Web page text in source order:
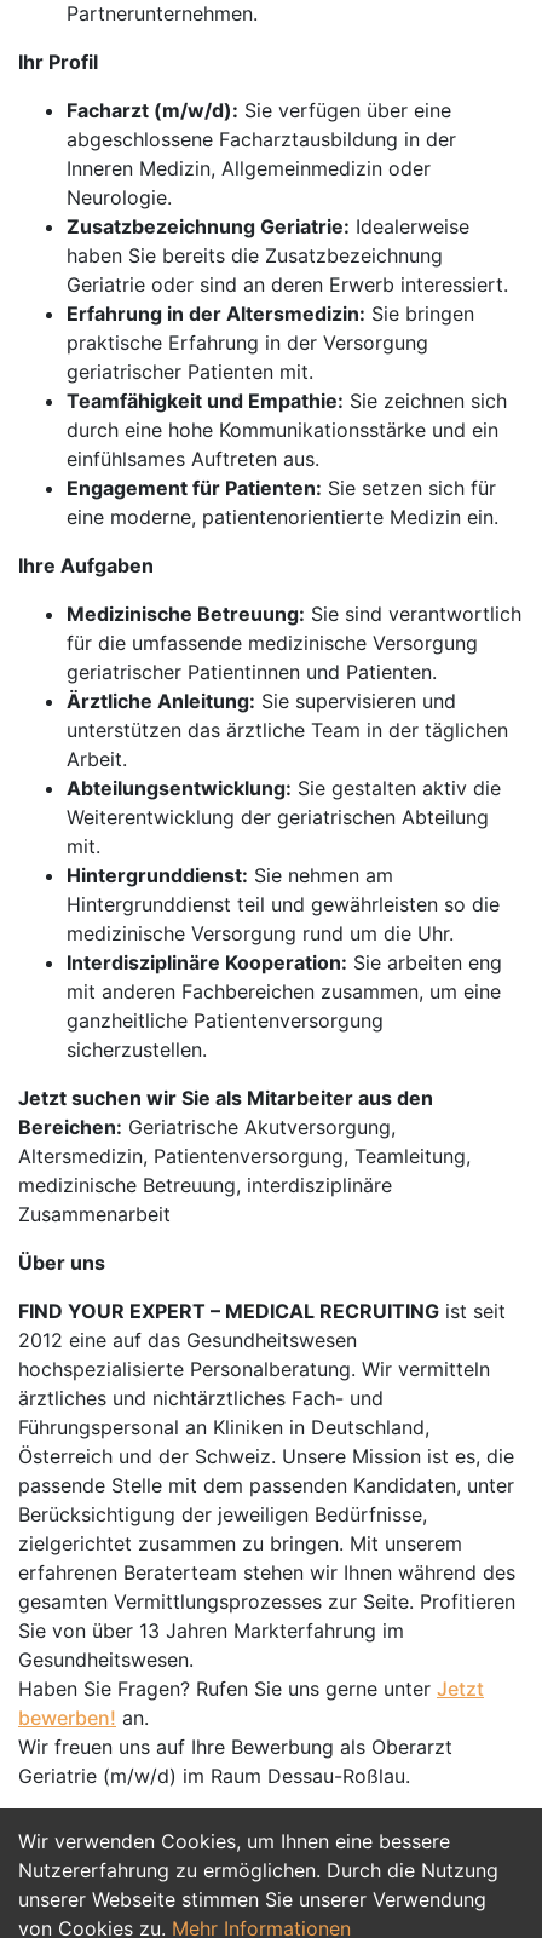
Wir verwenden Cookies, um Ihnen eine bessere
Nutzererfahrung zu ermöglichen. Durch die Nutzung
unserer Webseite stimmen Sie unserer Verwendung
von Cookies zu. Mehr Informationen
Partnerunternehmen.
Ihr Profil
Facharzt (m/w/d): Sie verfügen über eine
abgeschlossene Facharztausbildung in der
Inneren Medizin, Allgemeinmedizin oder
Neurologie.
Zusatzbezeichnung Geriatrie: Idealerweise
haben Sie bereits die Zusatzbezeichnung
Geriatrie oder sind an deren Erwerb interessiert.
Erfahrung in der Altersmedizin: Sie bringen
praktische Erfahrung in der Versorgung
geriatrischer Patienten mit.
Teamfähigkeit und Empathie: Sie zeichnen sich
durch eine hohe Kommunikationsstärke und ein
einfühlsames Auftreten aus.
Engagement für Patienten: Sie setzen sich für
eine moderne, patientenorientierte Medizin ein.
Ihre Aufgaben
Medizinische Betreuung: Sie sind verantwortlich
für die umfassende medizinische Versorgung
geriatrischer Patientinnen und Patienten.
Ärztliche Anleitung: Sie supervisieren und
unterstützen das ärztliche Team in der täglichen
Arbeit.
Abteilungsentwicklung: Sie gestalten aktiv die
Weiterentwicklung der geriatrischen Abteilung
mit.
Hintergrunddienst: Sie nehmen am
Hintergrunddienst teil und gewährleisten so die
medizinische Versorgung rund um die Uhr.
Interdisziplinäre Kooperation: Sie arbeiten eng
mit anderen Fachbereichen zusammen, um eine
ganzheitliche Patientenversorgung
sicherzustellen.
Jetzt suchen wir Sie als Mitarbeiter aus den
Bereichen: Geriatrische Akutversorgung,
Altersmedizin, Patientenversorgung, Teamleitung,
medizinische Betreuung, interdisziplinäre
Zusammenarbeit
Über uns
FIND YOUR EXPERT – MEDICAL RECRUITING ist seit
2012 eine auf das Gesundheitswesen
hochspezialisierte Personalberatung. Wir vermitteln
ärztliches und nichtärztliches Fach- und
Führungspersonal an Kliniken in Deutschland,
Österreich und der Schweiz. Unsere Mission ist es, die
passende Stelle mit dem passenden Kandidaten, unter
Berücksichtigung der jeweiligen Bedürfnisse,
zielgerichtet zusammen zu bringen. Mit unserem
erfahrenen Beraterteam stehen wir Ihnen während des
gesamten Vermittlungsprozesses zur Seite. Profitieren
Sie von über 13 Jahren Markterfahrung im
Gesundheitswesen.
Haben Sie Fragen? Rufen Sie uns gerne unter Jetzt
bewerben! an.
Wir freuen uns auf Ihre Bewerbung als Oberarzt
Geriatrie (m/w/d) im Raum Dessau-Roßlau.
Jetzt Bewerben